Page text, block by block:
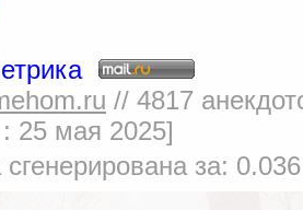
// 4817
25 мая 2025]
за: 0.036